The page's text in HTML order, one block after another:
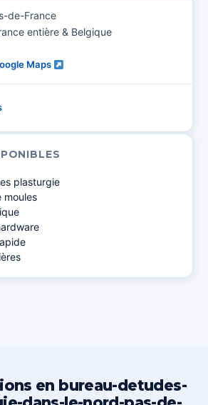
de-France
entière & Belgique
Maps
plasturgie
moules
en bureau-detudes-